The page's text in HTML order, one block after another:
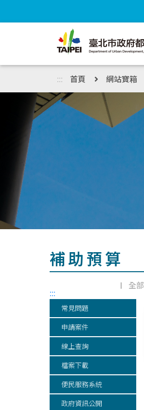
::: 首頁 網站寶箱
補助預算
全部
:::
常見問題
申請案件
線上查詢
檔案下載
便民服務系統
政府資訊公開